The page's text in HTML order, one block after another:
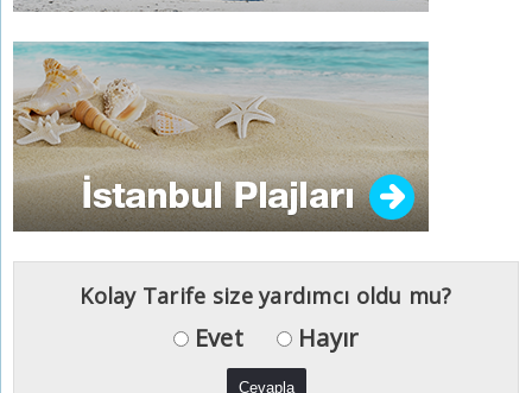
Kolay Tarife size yardımcı oldu mu?
Evet Hayır